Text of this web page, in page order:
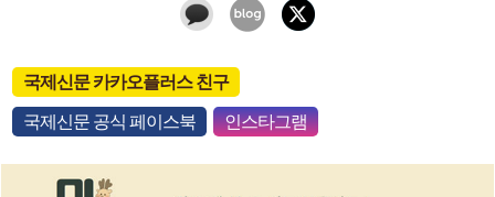
국제신문 카카오플러스 친구
국제신문 공식 페이스북 인스타그램